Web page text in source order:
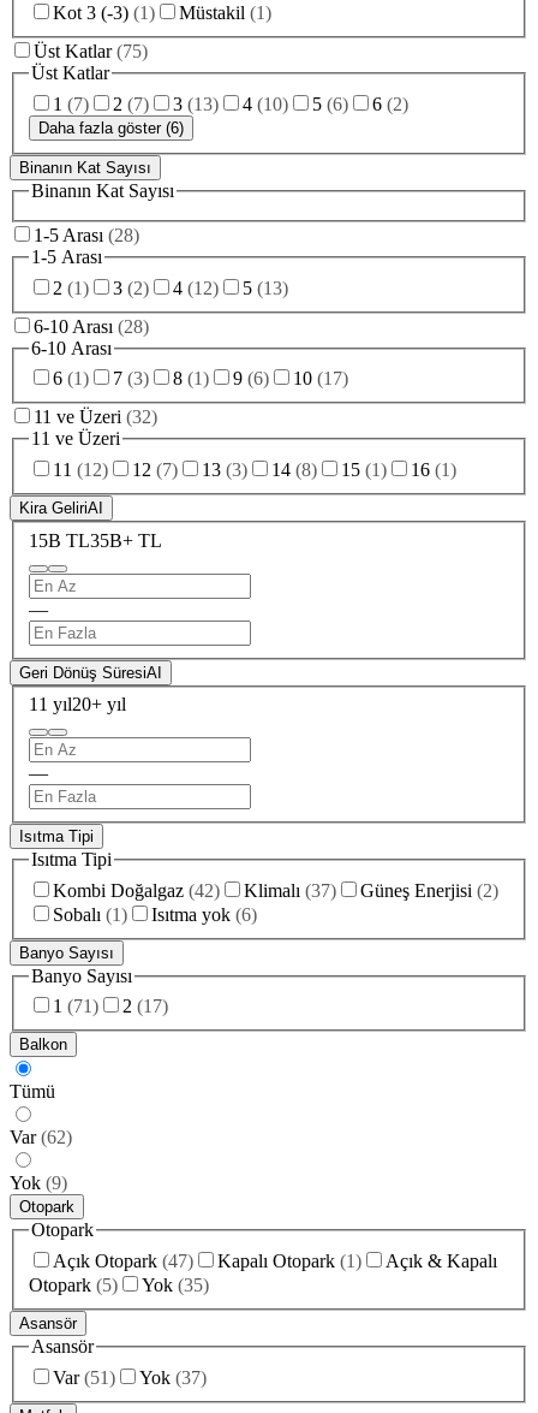
Kot 3 (-3) (1) Müstakil (1)
Üst Katlar (75)
Üst Katlar
1 (7) 2 (7) 3 (13) 4 (10) 5 (6) 6 (2)
Daha fazla göster (6)
Binanın Kat Sayısı
Binanın Kat Sayısı
1-5 Arası (28)
1-5 Arası
2 (1) 3 (2) 4 (12) 5 (13)
6-10 Arası (28)
6-10 Arası
6 (1) 7 (3) 8 (1) 9 (6) 10 (17)
11 ve Üzeri (32)
11 ve Üzeri
11 (12) 12 (7) 13 (3) 14 (8) 15 (1) 16 (1)
Kira GeliriAI
15B TL35B+ TL
—
Geri Dönüş SüresiAI
11 yıl20+ yıl
—
Isıtma Tipi
Isıtma Tipi
Kombi Doğalgaz (42) Klimalı (37) Güneş Enerjisi (2)
Sobalı (1) Isıtma yok (6)
Banyo Sayısı
Banyo Sayısı
1 (71) 2 (17)
Balkon
Tümü
Var (62)
Yok (9)
Otopark
Otopark
Açık Otopark (47) Kapalı Otopark (1)
Açık & Kapalı
Otopark (5) Yok (35)
Asansör
Asansör
Var (51) Yok (37)